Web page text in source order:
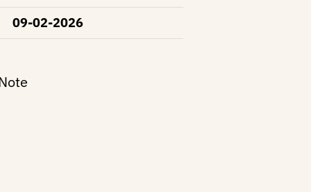
09-02-2026